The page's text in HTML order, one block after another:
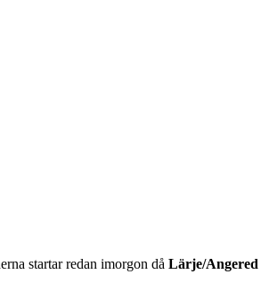
startar redan imorgon då Lärje/Angered